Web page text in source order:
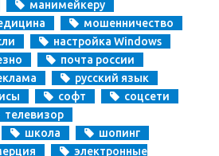
манимейкеру
мошенничество
настройка Windows
почта россии
русский язык
софт
соцсети
телевизор
школа
шопинг
электронные